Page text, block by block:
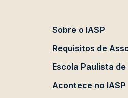
Sobre o IASP
Requisitos de
Escola Paulista
Acontece no IASP